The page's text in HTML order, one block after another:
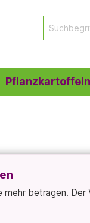
Pflanzkartoffeln
betragen.